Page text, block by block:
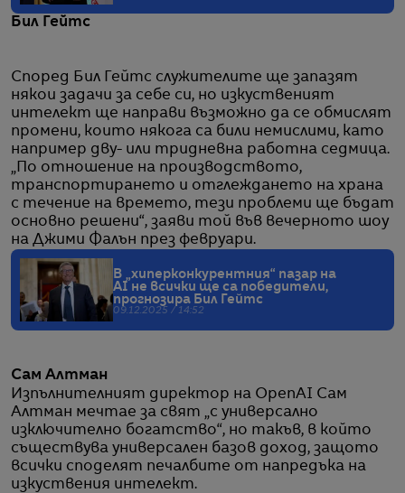
Бил Гейтс
Според Бил Гейтс служителите ще запазят
някои задачи за себе си, но изкуственият
интелект ще направи възможно да се обмислят
промени, които някога са били немислими, като
например дву- или тридневна работна седмица.
„По отношение на производството,
транспортирането и отглеждането на храна
с течение на времето, тези проблеми ще бъдат
основно решени“, заяви той във вечерното шоу
на Джими Фалън през февруари.
В „хиперконкурентния“ пазар на
AI не всички ще са победители,
прогнозира Бил Гейтс
09.12.2025 / 14:52
Сам Алтман
Изпълнителният директор на OpenAI Сам
Алтман мечтае за свят „с универсално
изключително богатство“, но такъв, в който
съществува универсален базов доход, защото
всички споделят печалбите от напредъка на
изкуствения интелект.